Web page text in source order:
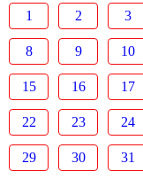
1 2 3
8 9 10
15 16 17
22 23 24
29 30 31